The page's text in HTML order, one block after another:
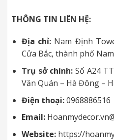
THÔNG TIN LIÊN HỆ:
Địa chỉ: Nam Định
Cửa Bắc, thành phố
Trụ sở chính: Số A24
Văn Quán – Hà Đông –
Điện thoại:0968886516
Email:
Website:https://